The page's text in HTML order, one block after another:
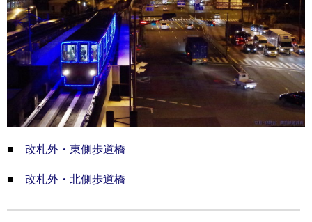
■ 改札外・東側歩道橋
■ 改札外・北側歩道橋